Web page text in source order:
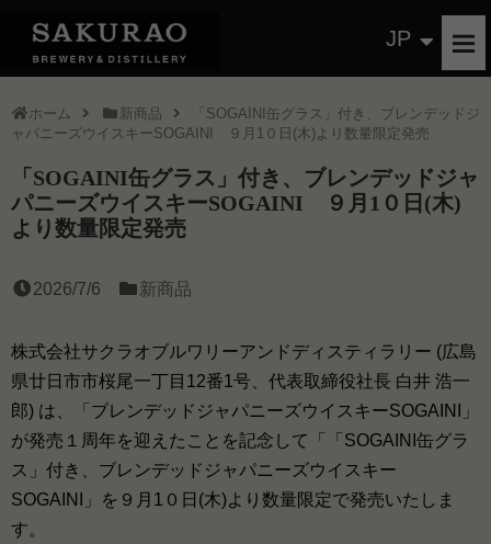
JP
ホーム 新商品
「SOGAINI缶グラス」付き、ブレンデッドジ
ャパニーズウイスキーSOGAINI ９月1０日(木)より数量限定発売
「SOGAINI缶グラス」付き、ブレンデッドジャ
パニーズウイスキーSOGAINI ９月1０日(木)
より数量限定発売
2026/7/6 新商品
株式会社サクラオブルワリーアンドディスティラリー (広島
県廿日市市桜尾一丁目12番1号、代表取締役社長 白井 浩一
郎) は、「ブレンデッドジャパニーズウイスキーSOGAINI」
が発売１周年を迎えたことを記念して「「SOGAINI缶グラ
ス」付き、ブレンデッドジャパニーズウイスキー
SOGAINI」を９月1０日(木)より数量限定で発売いたしま
す。